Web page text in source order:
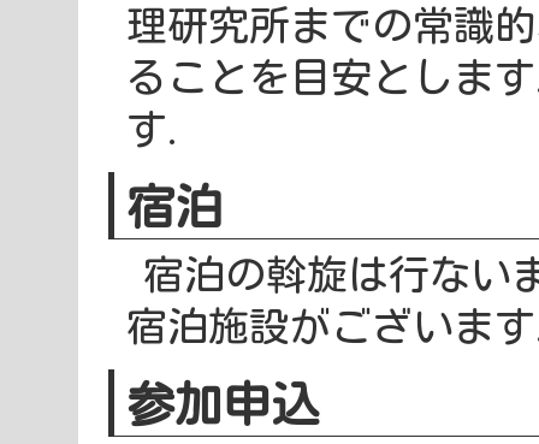
理研究所までの常識
ることを目安としま
す.
宿泊
宿泊の斡旋は行ない
宿泊施設がございま
参加申込